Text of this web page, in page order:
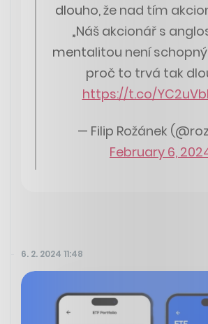
dlouho, že nad tím
„Náš akcionář s
mentalitou není
proč to trvá tak
https://t.co/
— Filip Rožánek
February 6,
6. 2. 2024 11:48